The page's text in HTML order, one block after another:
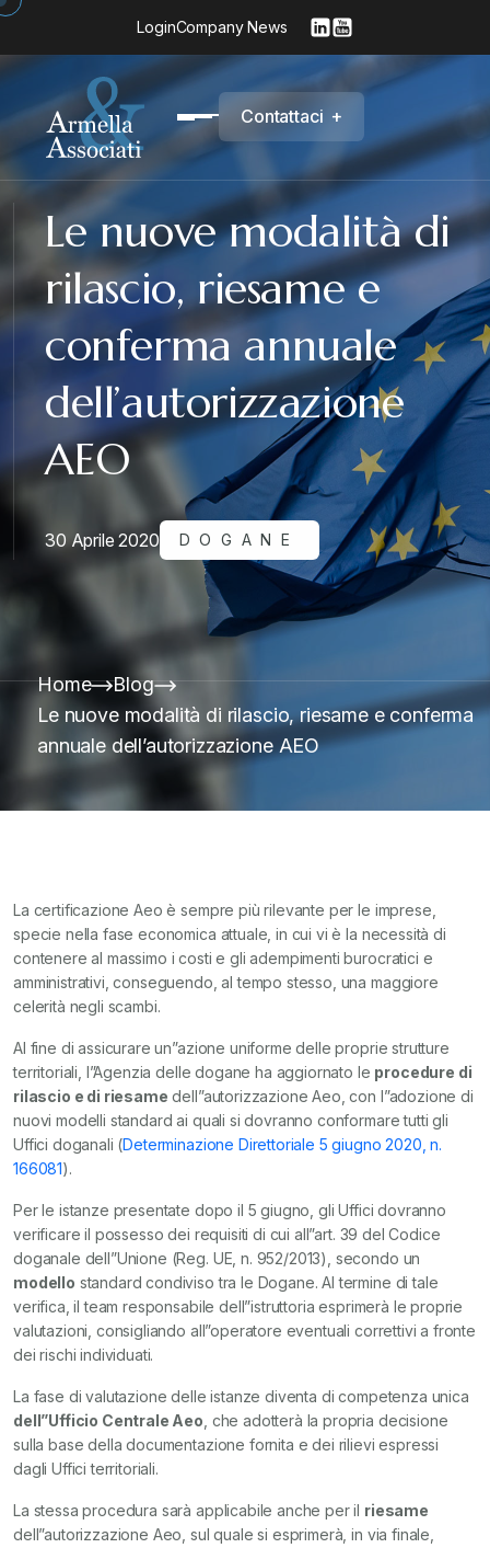
LoginCompany News
Contattaci +
Le nuove modalità di
rilascio, riesame e
conferma annuale
dell’autorizzazione
AEO
30 Aprile 2020 DOGANE
Home
Blog
Le nuove modalità di rilascio, riesame e conferma
annuale dell’autorizzazione AEO
La certificazione Aeo è sempre più rilevante per le imprese,
specie nella fase economica attuale, in cui vi è la necessità di
contenere al massimo i costi e gli adempimenti burocratici e
amministrativi, conseguendo, al tempo stesso, una maggiore
celerità negli scambi.
Al fine di assicurare un”azione uniforme delle proprie strutture
territoriali, l”Agenzia delle dogane ha aggiornato le procedure di
rilascio e di riesame dell”autorizzazione Aeo, con l”adozione di
nuovi modelli standard ai quali si dovranno conformare tutti gli
Uffici doganali (Determinazione Direttoriale 5 giugno 2020, n.
166081).
Per le istanze presentate dopo il 5 giugno, gli Uffici dovranno
verificare il possesso dei requisiti di cui all”art. 39 del Codice
doganale dell”Unione (Reg. UE, n. 952/2013), secondo un
modello standard condiviso tra le Dogane. Al termine di tale
verifica, il team responsabile dell”istruttoria esprimerà le proprie
valutazioni, consigliando all”operatore eventuali correttivi a fronte
dei rischi individuati.
La fase di valutazione delle istanze diventa di competenza unica
dell”Ufficio Centrale Aeo , che adotterà la propria decisione
sulla base della documentazione fornita e dei rilievi espressi
dagli Uffici territoriali.
La stessa procedura sarà applicabile anche per il riesame
dell”autorizzazione Aeo, sul quale si esprimerà, in via finale,